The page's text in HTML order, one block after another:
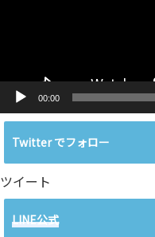
00:00
Twitter でフォロー
ツイート
LINE公式